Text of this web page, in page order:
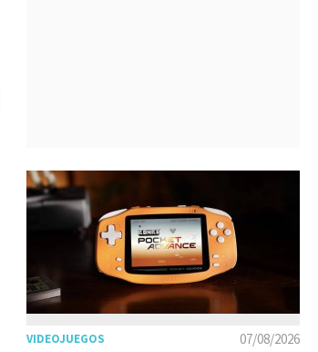
07/08/2026
VIDEOJUEGOS